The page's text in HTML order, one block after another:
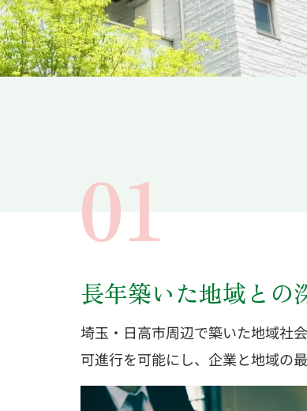
長年築いた地域との
埼玉・日高市周辺で築いた地域社
可進行を可能にし、企業と地域の